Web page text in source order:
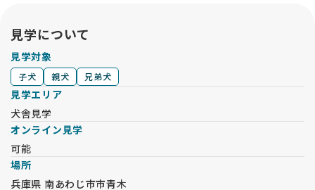
見学について
見学対象
子犬 親犬 兄弟犬
見学エリア
犬舎見学
オンライン見学
可能
場所
兵庫県 南あわじ市市青木